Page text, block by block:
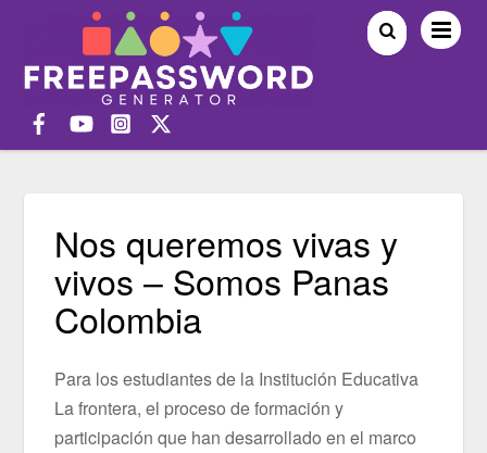
Nos queremos vivas y
vivos – Somos Panas
Colombia
Para los estudiantes de la Institución Educativa
La frontera, el proceso de formación y
participación que han desarrollado en el marco